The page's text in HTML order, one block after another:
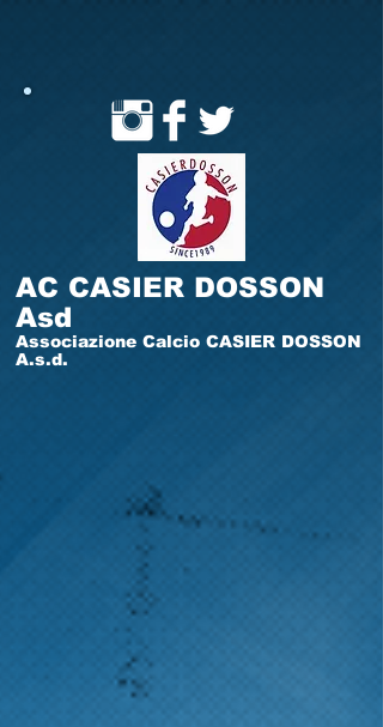
AC CASIER DOSSON
Asd
Associazione Calcio CASIER DOSSON
A.s.d.